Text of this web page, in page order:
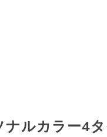
ナルカラー4